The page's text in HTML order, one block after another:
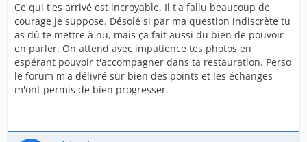
suivantes: gorge,oesophage, lèvres et mon petit zizi
d'enfant brûlé. 1 mois d'hospitalisation.
Pour répondre à ta question, j'ai commencé avec un
joint torique mais cela était tres douloureux car je
n'avais pratiquement plus de prépuce. Ma verge était
complément à découvert. Donc la solution était pour
mon cas de faire un étirement avec la main. En 6 mois
j'ai pu appercevoir un résultat. Je reprends le joint pour
la nuit mais tjrs aussi inconfortable. La journée j'utilisais
Je ré-utilise à nouveau le joint qui devient moins
J'ai un prépuce en progression qui demande à évoluer.
Ce qui t'es arrivé est incroyable. Il t'a fallu beaucoup de
courage je suppose. Désolé si par ma question indiscrète tu
as dû te mettre à nu, mais ça fait aussi du bien de pouvoir
en parler. On attend avec impatience tes photos en
espérant pouvoir t'accompagner dans ta restauration. Perso
le forum m'a délivré sur bien des points et les échanges
m'ont permis de bien progresser.